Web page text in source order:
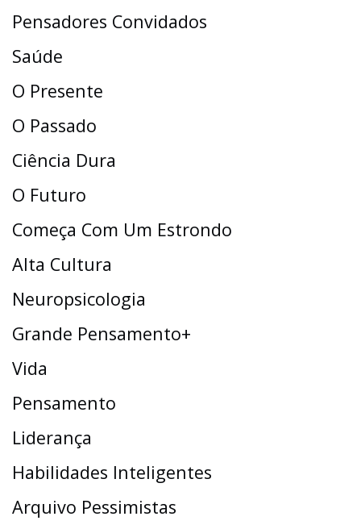
Pensadores Convidados
Saúde
O Presente
O Passado
Ciência Dura
O Futuro
Começa Com Um Estrondo
Alta Cultura
Neuropsicologia
Grande Pensamento+
Vida
Pensamento
Liderança
Habilidades Inteligentes
Arquivo Pessimistas